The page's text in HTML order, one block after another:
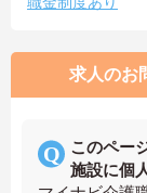
求人のお
このペー
施設に個